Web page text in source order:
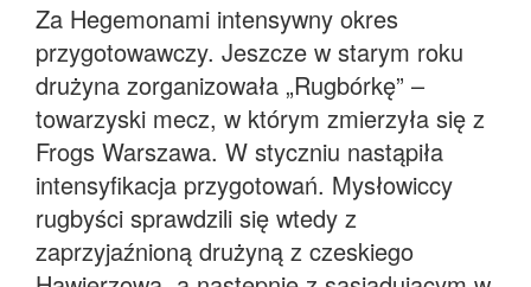
Za Hegemonami intensywny okres
przygotowawczy. Jeszcze w starym roku
drużyna zorganizowała „Rugbórkę” –
towarzyski mecz, w którym zmierzyła się z
Frogs Warszawa. W styczniu nastąpiła
intensyfikacja przygotowań. Mysłowiccy
rugbyści sprawdzili się wtedy z
zaprzyjaźnioną drużyną z czeskiego